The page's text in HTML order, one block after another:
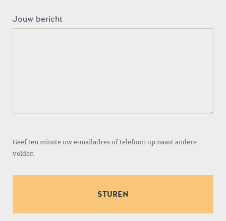
Jouw bericht
Geef ten minste uw e-mailadres of telefoon op naast andere
velden